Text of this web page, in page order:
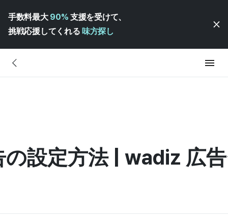
手数料最大 90% 支援を受けて、
挑戦応援してくれる 味方探し
設定方法 | wadiz 広